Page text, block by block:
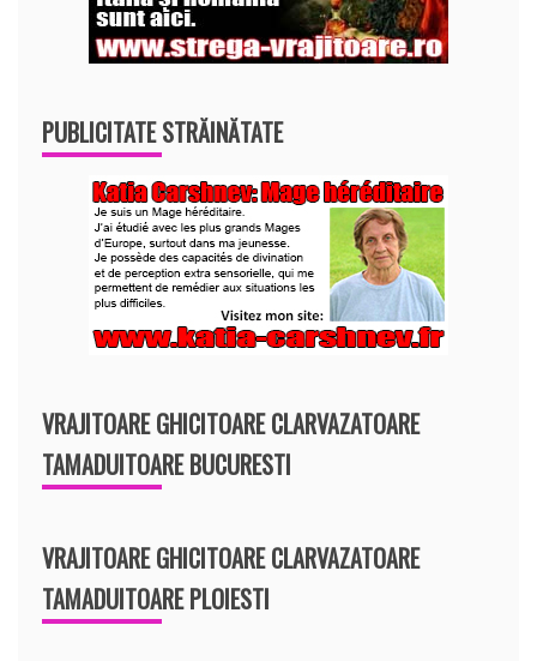
PUBLICITATE STRĂINĂTATE
VRAJITOARE GHICITOARE CLARVAZATOARE
TAMADUITOARE BUCURESTI
VRAJITOARE GHICITOARE CLARVAZATOARE
TAMADUITOARE PLOIESTI